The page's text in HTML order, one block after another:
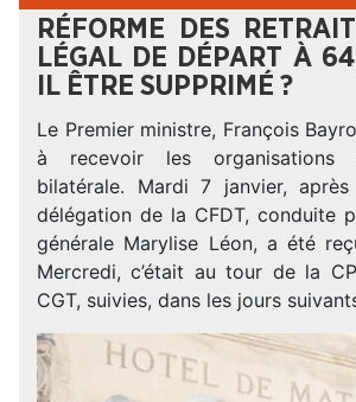
RÉFORME DES
LÉGAL DE DÉPART À
IL ÊTRE SUPPRIMÉ ?
Le Premier ministre, François
à recevoir les organisations
bilatérale. Mardi 7 janvier,
délégation de la CFDT, conduite
générale Marylise Léon, a été
Mercredi, c’était au tour de la
CGT, suivies, dans les jours